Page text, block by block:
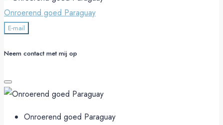
Onroerend goed Paraguay
E-mail
Neem contact met mij op
Onroerend goed Paraguay